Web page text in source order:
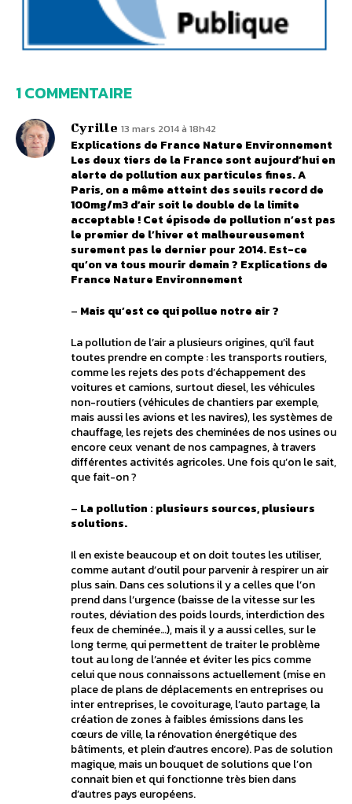
1 COMMENTAIRE
Cyrille 13 mars 2014 à 18h42
Explications de France Nature Environnement
Les deux tiers de la France sont aujourd’hui en
alerte de pollution aux particules fines. A
Paris, on a même atteint des seuils record de
100mg/m3 d’air soit le double de la limite
acceptable ! Cet épisode de pollution n’est pas
le premier de l’hiver et malheureusement
surement pas le dernier pour 2014. Est-ce
qu’on va tous mourir demain ? Explications de
France Nature Environnement
– Mais qu’est ce qui pollue notre air ?
La pollution de l’air a plusieurs origines, qu’il faut
toutes prendre en compte : les transports routiers,
comme les rejets des pots d’échappement des
voitures et camions, surtout diesel, les véhicules
non-routiers (véhicules de chantiers par exemple,
mais aussi les avions et les navires), les systèmes de
chauffage, les rejets des cheminées de nos usines ou
encore ceux venant de nos campagnes, à travers
différentes activités agricoles. Une fois qu’on le sait,
que fait-on ?
– La pollution : plusieurs sources, plusieurs
solutions.
Il en existe beaucoup et on doit toutes les utiliser,
comme autant d’outil pour parvenir à respirer un air
plus sain. Dans ces solutions il y a celles que l’on
prend dans l’urgence (baisse de la vitesse sur les
routes, déviation des poids lourds, interdiction des
feux de cheminée…), mais il y a aussi celles, sur le
long terme, qui permettent de traiter le problème
tout au long de l’année et éviter les pics comme
celui que nous connaissons actuellement (mise en
place de plans de déplacements en entreprises ou
inter entreprises, le covoiturage, l’auto partage, la
création de zones à faibles émissions dans les
cœurs de ville, la rénovation énergétique des
bâtiments, et plein d’autres encore). Pas de solution
magique, mais un bouquet de solutions que l’on
connait bien et qui fonctionne très bien dans
d’autres pays européens.